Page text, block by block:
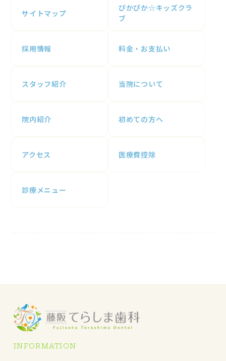
サイトマップ
ぴかぴか☆キッズクラ
ブ
採用情報 料金・お支払い
スタッフ紹介 当院について
院内紹介 初めての方へ
アクセス 医療費控除
診療メニュー
INFORMATION